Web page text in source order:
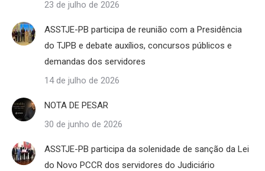
23 de julho de 2026
ASSTJE-PB participa de reunião com a Presidência
do TJPB e debate auxílios, concursos públicos e
demandas dos servidores
14 de julho de 2026
NOTA DE PESAR
30 de junho de 2026
ASSTJE-PB participa da solenidade de sanção da Lei
do Novo PCCR dos servidores do Judiciário